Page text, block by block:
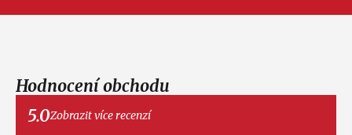
Hodnocení obchodu
5.0Zobrazit více recenzí